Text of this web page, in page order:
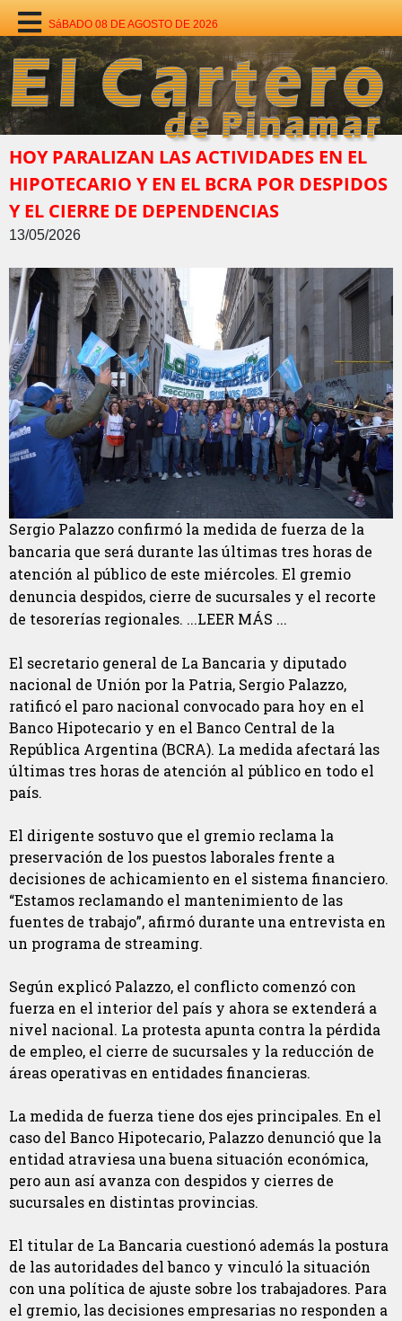
SáBADO 08 DE AGOSTO DE 2026
HOY PARALIZAN LAS ACTIVIDADES EN EL
HIPOTECARIO Y EN EL BCRA POR DESPIDOS
Y EL CIERRE DE DEPENDENCIAS
13/05/2026
Sergio Palazzo confirmó la medida de fuerza de la
bancaria que será durante las últimas tres horas de
atención al público de este miércoles. El gremio
denuncia despidos, cierre de sucursales y el recorte
de tesorerías regionales. ...LEER MÁS ...
El secretario general de La Bancaria y diputado
nacional de Unión por la Patria, Sergio Palazzo,
ratificó el paro nacional convocado para hoy en el
Banco Hipotecario y en el Banco Central de la
República Argentina (BCRA). La medida afectará las
últimas tres horas de atención al público en todo el
país.
El dirigente sostuvo que el gremio reclama la
preservación de los puestos laborales frente a
decisiones de achicamiento en el sistema financiero.
“Estamos reclamando el mantenimiento de las
fuentes de trabajo”, afirmó durante una entrevista en
un programa de streaming.
Según explicó Palazzo, el conflicto comenzó con
fuerza en el interior del país y ahora se extenderá a
nivel nacional. La protesta apunta contra la pérdida
de empleo, el cierre de sucursales y la reducción de
áreas operativas en entidades financieras.
La medida de fuerza tiene dos ejes principales. En el
caso del Banco Hipotecario, Palazzo denunció que la
entidad atraviesa una buena situación económica,
pero aun así avanza con despidos y cierres de
sucursales en distintas provincias.
El titular de La Bancaria cuestionó además la postura
de las autoridades del banco y vinculó la situación
con una política de ajuste sobre los trabajadores. Para
el gremio, las decisiones empresarias no responden a